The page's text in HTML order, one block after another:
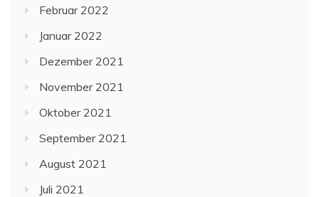
Februar 2022
Januar 2022
Dezember 2021
November 2021
Oktober 2021
September 2021
August 2021
Juli 2021